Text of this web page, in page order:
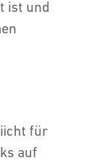
ist und
für
auf